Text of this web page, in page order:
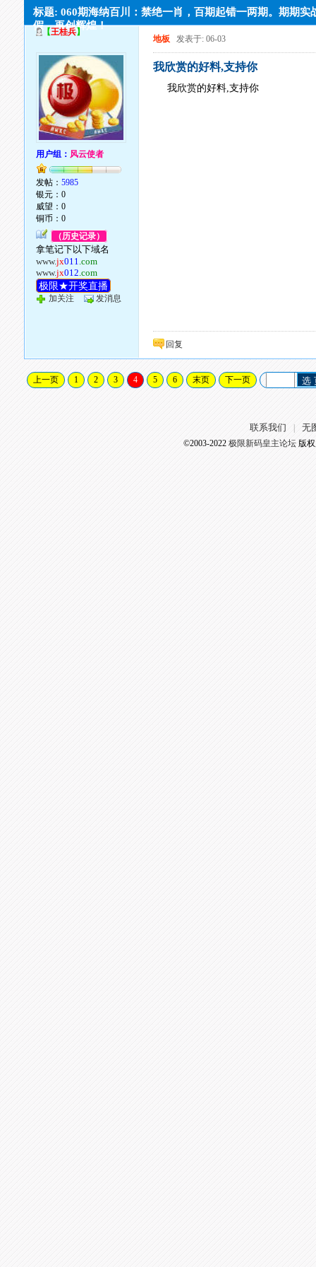
标题: 060期海纳百川：禁绝一肖，百期起错一两期。期期实
假，再创辉煌！
【王桂兵】
用户组： 风云使者
发帖：5985
银元：0
威望：0
铜币：0
（历史记录）
拿笔记下以下域名
www.jx011.com
www.jx012.com
极限★开奖直播
加关注 发消息
地板 发表于: 06-03
我欣赏的好料,支持你
我欣赏的好料,支持你
回复
上一页 1 2 3 4 5 6 末页 下一页 选
联系我们 无
©2003-2022 极限新码皇主论坛版权